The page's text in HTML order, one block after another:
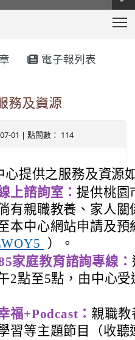
電子報列表
務及資源
01 | 點閱數： 114
心提供之服務及資源
上諮詢室：提供桃園
有親職教養、家人
本中心網站申請及預
）。
家庭教育諮詢專線：
2點至5點，由中心
福+Podcast：親職教
習等主題節目（收聽